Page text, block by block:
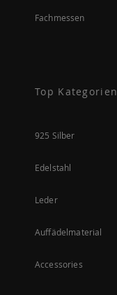
Fachmessen
Top Kategorien
925 Silber
Edelstahl
Leder
Auffädelmaterial
Accessories